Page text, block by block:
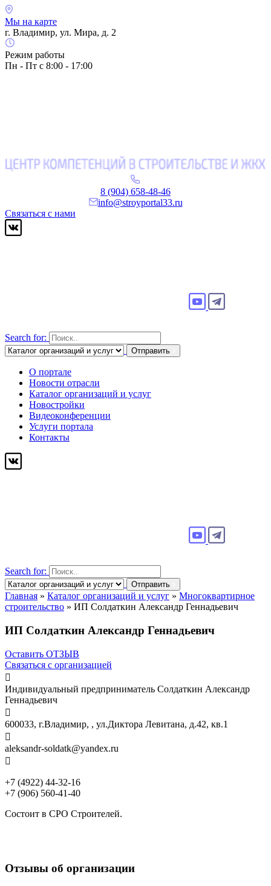
Мы на карте
г. Владимир, ул. Мира, д. 2
Режим работы
Пн - Пт с 8:00 - 17:00
8 (904) 658-48-46
info@stroyportal33.ru
Связаться с нами
Search for:
Отправить
О портале
Новости отрасли
Каталог организаций и услуг
Новостройки
Видеоконференции
Услуги портала
Контакты
Search for:
Отправить
Главная » Каталог организаций и услуг » Многоквартирное
строительство » ИП Солдаткин Александр Геннадьевич
ИП Солдаткин Александр Геннадьевич
Оставить ОТЗЫВ
Связаться с организацией

Индивидуальный предприниматель Солдаткин Александр
Геннадьевич

600033, г.Владимир, , ул.Диктора Левитана, д.42, кв.1

aleksandr-soldatk@yandex.ru

+7 (4922) 44-32-16
+7 (906) 560-41-40
Состоит в СРО Строителей.
Отзывы об организации